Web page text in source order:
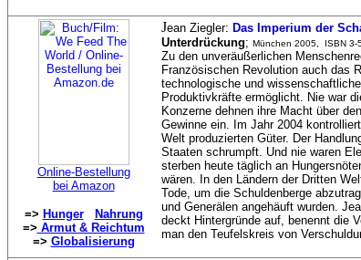
Online-Bestellung
bei Amazon
=> Hunger
Nahrung
=> Armut & Reichtum
=> Globalisierung
Jean Ziegler: Das Imperium der
Unterdrückung; München 2005, ISBN 3-
Zu den unveräußerlichen
Französischen Revolution auch das
technologische und
Produktivkräfte ermöglicht. Nie war
Konzerne dehnen ihre Macht über
Gewinne ein. Im Jahr 2004
Welt produzierten Güter. Der
Staaten schrumpft. Und nie waren
sterben heute täglich an
wären. In den Ländern der Dritten
Tode, um die Schuldenberge
und Generälen angehäuft wurden.
deckt Hintergründe auf, benennt die
man den Teufelskreis von